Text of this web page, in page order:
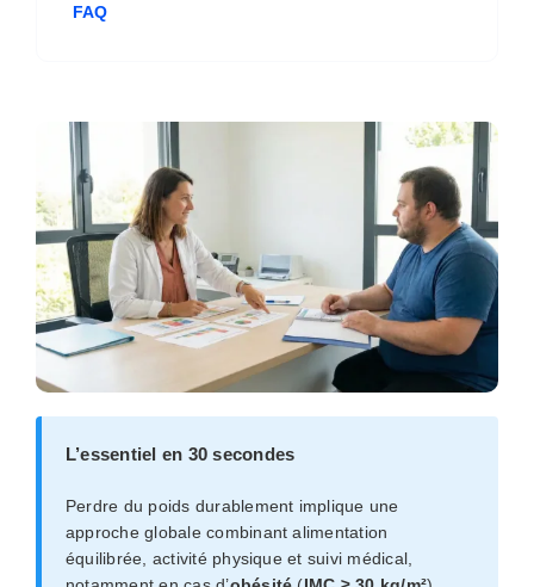
FAQ
L’essentiel en 30 secondes
Perdre du poids durablement implique une
approche globale combinant alimentation
équilibrée, activité physique et suivi médical,